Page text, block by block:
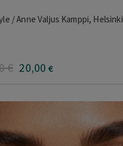
/ Anne Valjus Kamppi, Helsinki
€ 20,00 €